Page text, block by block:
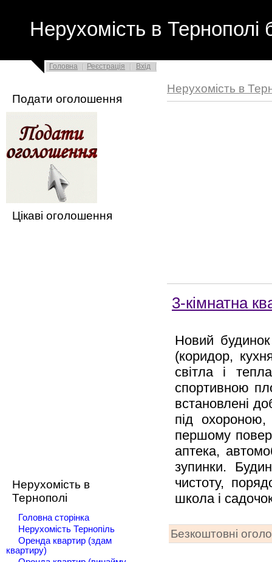
Нерухомість в Тернополі
Головна Реєстрація Вхід
Подати оголошення
Цікаві оголошення
Нерухомість в
Тернополі
Головна сторінка
Нерухомість Тернопіль
Оренда квартир (здам
квартиру)
Нерухомість в
3-кімнатна
Новий будинок
(коридор,
світла і
спортивною
встановлені
під охороною,
першому
аптека,
зупинки.
чистоту,
школа і
Безкоштовні